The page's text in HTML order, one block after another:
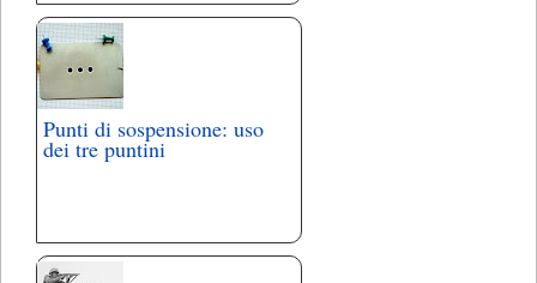
Punti di sospensione: uso
dei tre puntini